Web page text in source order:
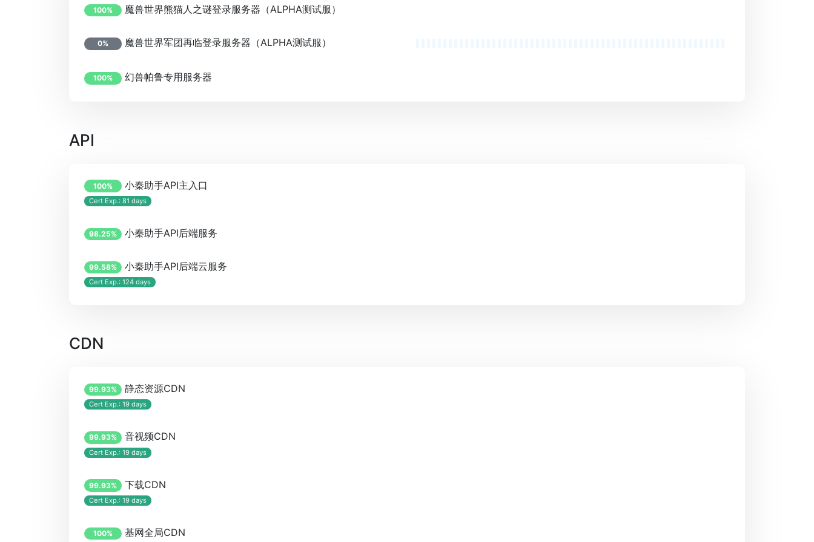
100% 魔兽世界熊猫人之谜登录服务器（ALPHA测试服）
0% 魔兽世界军团再临登录服务器（ALPHA测试服）
100% 幻兽帕鲁专用服务器
API
100% 小秦助手API主入口
Cert Exp.: 81 days
98.25% 小秦助手API后端服务
99.58% 小秦助手API后端云服务
Cert Exp.: 124 days
CDN
99.93% 静态资源CDN
Cert Exp.: 19 days
99.93% 音视频CDN
Cert Exp.: 19 days
99.93% 下载CDN
Cert Exp.: 19 days
100% 基网全局CDN